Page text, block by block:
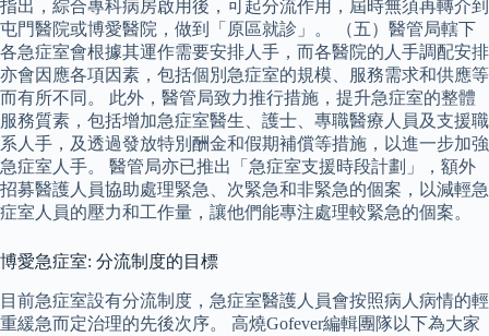
指出，綜合專科病房啟用後，可起分流作用，屆時無須再轉介到
屯門醫院或博愛醫院，做到「原區就診」。 （五）醫管局轄下
各急症室會根據其運作需要安排人手，而各醫院的人手調配安排
亦會因應各項因素，包括個別急症室的規模、服務需求和供應等
而有所不同。 此外，醫管局致力推行措施，提升急症室的整體
服務質素，包括增加急症室醫生、護士、專職醫療人員及支援職
系人手，及透過發放特別酬金和假期補償等措施，以進一步加強
急症室人手。 醫管局亦已推出「急症室支援時段計劃」，額外
招募醫護人員協助處理緊急、次緊急和非緊急的個案，以減輕急
症室人員的壓力和工作量，讓他們能專注處理較緊急的個案。
博愛急症室: 分流制度的目標
目前急症室設有分流制度，急症室醫護人員會按照病人病情的輕
重緩急而定治理的先後次序。 高燒Gofever編輯團隊以下為大家